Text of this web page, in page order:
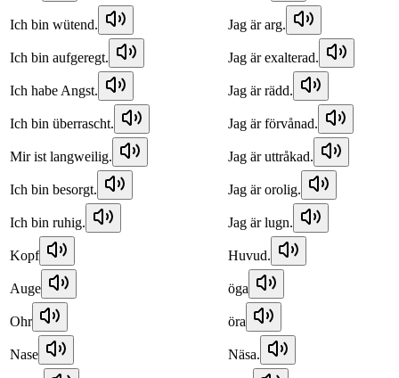
Ich bin wütend. Jag är arg.
Ich bin aufgeregt. Jag är exalterad.
Ich habe Angst. Jag är rädd.
Ich bin überrascht. Jag är förvånad.
Mir ist langweilig. Jag är uttråkad.
Ich bin besorgt. Jag är orolig.
Ich bin ruhig. Jag är lugn.
Kopf Huvud.
Auge öga
Ohr öra
Nase Näsa.